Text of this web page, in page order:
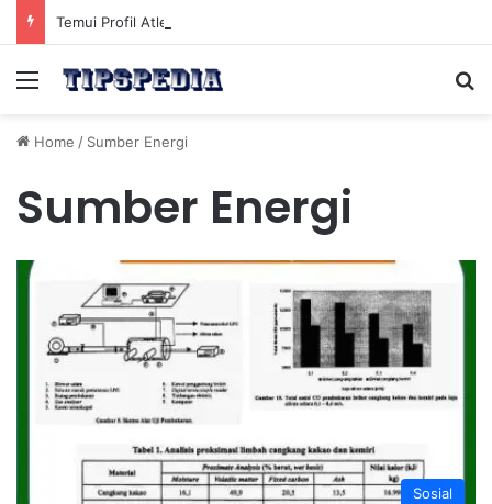
Menu
Home / Sumber Energi
Sumber Energi
Sosial